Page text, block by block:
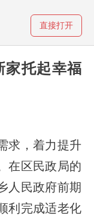
直接打开
家托起幸福
求，着力提升
在区民政局的
人民政府前期
利完成适老化